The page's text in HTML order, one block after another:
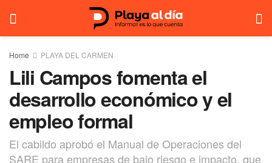
Home PLAYA DEL CARMEN
Lili Campos fomenta el
desarrollo económico y el
empleo formal
El cabildo aprobó el Manual de Operaciones del
SARE para empresas de bajo riesgo e impacto, que